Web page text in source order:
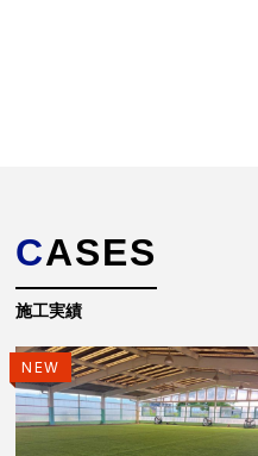
CASES
施工実績
NEW